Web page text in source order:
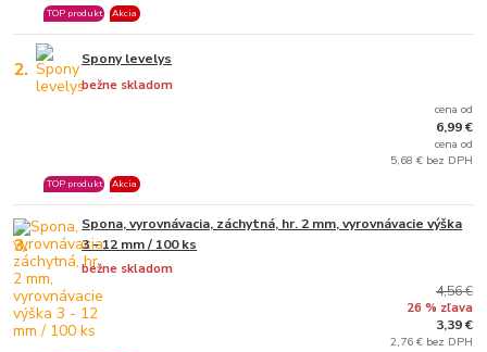
TOP produkt Akcia
2. Spony levelys
bežne skladom
TOP produkt Akcia
cena od
6,99 €
cena od
5,68 € bez DPH
3.
Spona, vyrovnávacia, záchytná, hr. 2 mm, vyrovnávacie výška
3 - 12 mm / 100 ks
bežne skladom
4,56 €
26 % zľava
3,39 €
2,76 € bez DPH